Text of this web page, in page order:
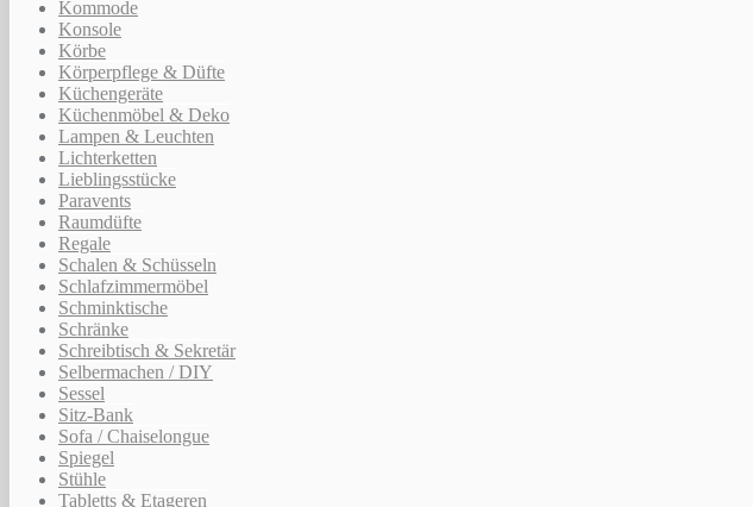
Kommode
Konsole
Körbe
Körperpflege & Düfte
Küchengeräte
Küchenmöbel & Deko
Lampen & Leuchten
Lichterketten
Lieblingsstücke
Paravents
Raumdüfte
Regale
Schalen & Schüsseln
Schlafzimmermöbel
Schminktische
Schränke
Schreibtisch & Sekretär
Selbermachen / DIY
Sessel
Sitz-Bank
Sofa / Chaiselongue
Spiegel
Stühle
Tabletts & Etageren